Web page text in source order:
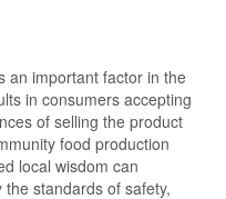
an important factor in the
in consumers accepting
of selling the product
food production
local wisdom can
standards of safety,